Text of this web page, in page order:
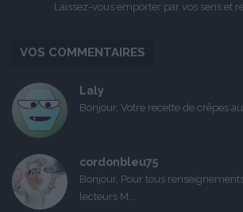
Laissez-vous emporter par vos sens et
VOS COMMENTAIRES
Laly
Bonjour, Votre recette de crêpes
cordonbleu75
Bonjour, Pour tous
lecteurs M...